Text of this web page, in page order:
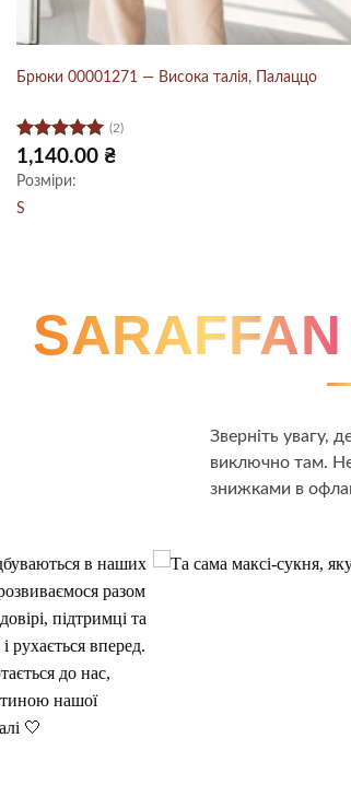
Брюки 00001271 — Висока талія, Палаццо
Оцінено в
5 з 5
(2)
1,140.00 ₴
Розміри:
S
Зверніть увагу,
виключно там.
знижками в